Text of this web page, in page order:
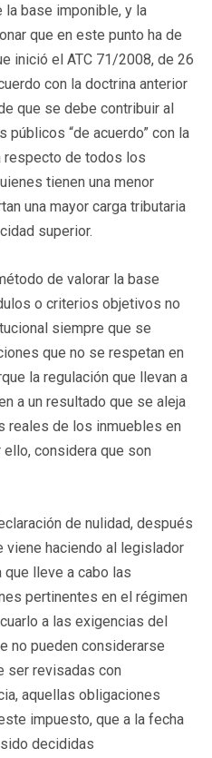
la base imponible, y la
que en este punto ha de
inició el ATC 71/2008, de 26
con la doctrina anterior
que se debe contribuir al
“de acuerdo” con la
respecto de todos los
tienen una menor
una mayor carga tributaria
superior.
de valorar la base
o criterios objetivos no
siempre que se
que no se respetan en
la regulación que llevan a
a un resultado que se aleja
reales de los inmuebles en
considera que son
de nulidad, después
viene haciendo al legislador
lleve a cabo las
pertinentes en el régimen
a las exigencias del
no pueden considerarse
ser revisadas con
aquellas obligaciones
impuesto, que a la fecha
decididas